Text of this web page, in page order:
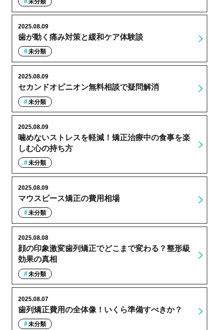
歯が動く痛み対策と緩和ケア体験談
2025.08.09
未分類
セカンドオピニオン無料相談で疑問解消
2025.08.09
未分類
噛めないストレスを軽減！矯正治療中の食事を楽
しむ心の持ち方
2025.08.09
未分類
マウスピース矯正の費用相場
2025.08.09
未分類
顔の印象激変歯列矯正でどこまで変わる？整形級
効果の真相
2025.08.08
未分類
歯列矯正費用の全体像！いくら準備すべきか？
2025.08.07
未分類